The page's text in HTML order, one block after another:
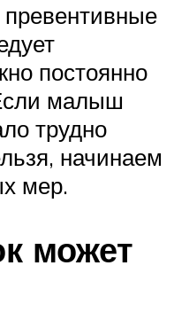
постоянно
малыш
трудно
начинаем
мер.
может